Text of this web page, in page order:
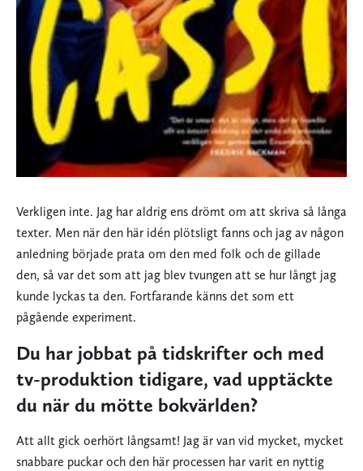
Verkligen inte. Jag har aldrig ens drömt om att skriva så långa
texter. Men när den här idén plötsligt fanns och jag av någon
anledning började prata om den med folk och de gillade
den, så var det som att jag blev tvungen att se hur långt jag
kunde lyckas ta den. Fortfarande känns det som ett
pågående experiment.
Du har jobbat på tidskrifter och med
tv-produktion tidigare, vad upptäckte
du när du mötte bokvärlden?
Att allt gick oerhört långsamt! Jag är van vid mycket, mycket
snabbare puckar och den här processen har varit en nyttig